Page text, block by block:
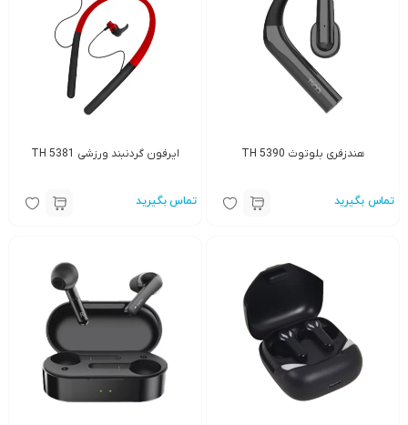
هندزفری بلوتوث TH 5390
تماس بگیرید
ایرفون گردنبند ورزشی TH 5381
تماس بگیرید